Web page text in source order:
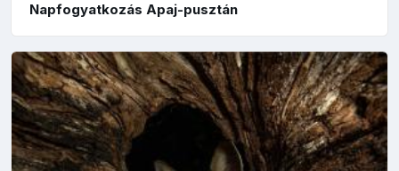
Napfogyatkozás Apaj-pusztán